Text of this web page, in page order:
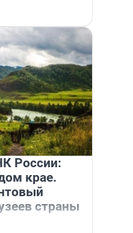
России:
крае.
страны